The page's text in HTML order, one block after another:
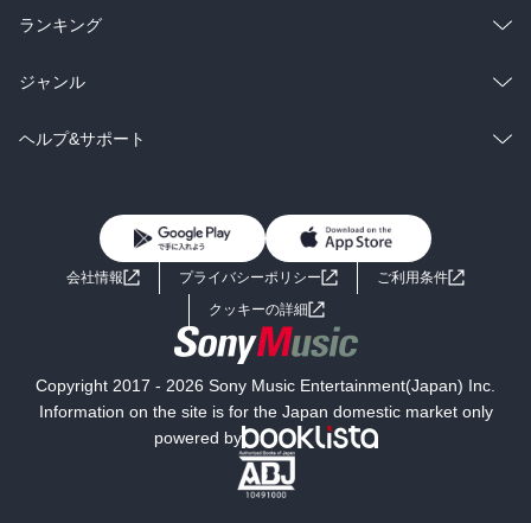
雑誌・グラビア
BL・TL
ラノベ
雑誌・グラビア
BL・TL
総合
ラノベ
雑誌・グラビア
ランキング
総合
ラノベ
ジャンル
コミック
ライトノベル 男子向けラノベ
小説
海外小説
ミステリー SF
文学
ヘルプ&サポート
よくあるご質問 お問い合わせ
会社情報 プライバシーポリシー
ご利用条件
クッキーの詳細
Copyright 2017 - 2026 Sony Music Entertainment(Japan) Inc.
Information on the site is for the Japan domestic market only
powered by